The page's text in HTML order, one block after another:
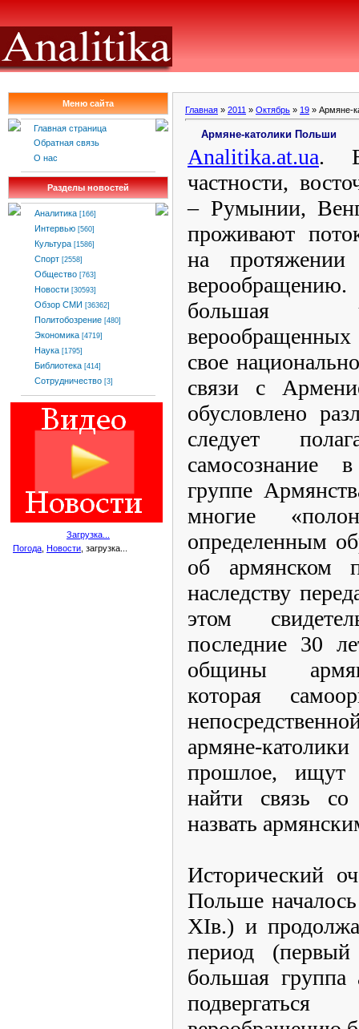
Меню сайта
Главная страница
Обратная связь
О нас
Разделы новостей
Аналитика [166]
Интервью [560]
Культура [1586]
Спорт [2558]
Общество [763]
Новости [30593]
Обзор СМИ [36362]
Политобозрение [480]
Экономика [4719]
Наука [1795]
Библиотека [414]
Сотрудничество [3]
Загрузка...
Погода Новости , загрузка...
Главная » 2011 » Октябрь » 19 » Армяне-
Армяне-католики Польши
Analitika.at.ua. В
частности,
– Румынии,
проживают
на протяжении
большая
свое
связи с
обусловлено
следует
самосознание
группе
многие
определенным
об армянском
наследству
этом
последние 30
общины
которая
армяне-
прошлое, ищут
найти связь
назвать
Исторический
Польше
XIв.) и
период
большая группа